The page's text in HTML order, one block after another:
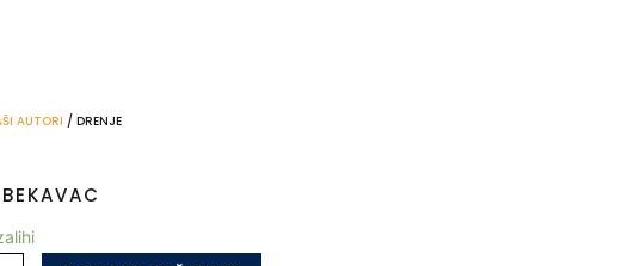
AUTORI / DRENJE